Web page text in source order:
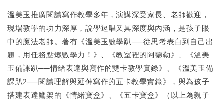
溫美玉推廣閱讀寫作教學多年，演講深受家長、老師歡迎，
現場教學的功力深厚，說學逗唱又具深度與內涵，是孩子眼
中的魔法老師。著有《溫美玉數學趴──從思考表白到自己出
題，用任務點燃數學力！》、《教室裡的阿德勒》、《溫美
玉備課趴──情緒表達與寫作的雙卡教學實錄》、《溫美玉備
課趴2──閱讀理解與延伸寫作的五卡教學實錄》，與為孩子
搭建表達鷹架的《情緒寶盒》、《五卡寶盒》（以上為親子